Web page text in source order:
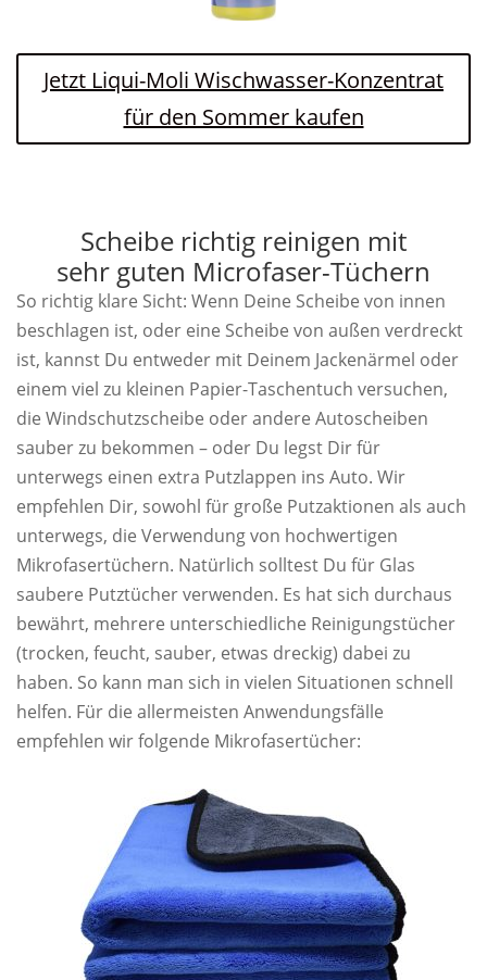
Jetzt Liqui-Moli Wischwasser-Konzentrat
für den Sommer kaufen
Scheibe richtig reinigen mit
sehr guten Microfaser-Tüchern
So richtig klare Sicht: Wenn Deine Scheibe von innen
beschlagen ist, oder eine Scheibe von außen verdreckt
ist, kannst Du entweder mit Deinem Jackenärmel oder
einem viel zu kleinen Papier-Taschentuch versuchen,
die Windschutzscheibe oder andere Autoscheiben
sauber zu bekommen – oder Du legst Dir für
unterwegs einen extra Putzlappen ins Auto. Wir
empfehlen Dir, sowohl für große Putzaktionen als auch
unterwegs, die Verwendung von hochwertigen
Mikrofasertüchern. Natürlich solltest Du für Glas
saubere Putztücher verwenden. Es hat sich durchaus
bewährt, mehrere unterschiedliche Reinigungstücher
(trocken, feucht, sauber, etwas dreckig) dabei zu
haben. So kann man sich in vielen Situationen schnell
helfen. Für die allermeisten Anwendungsfälle
empfehlen wir folgende Mikrofasertücher: